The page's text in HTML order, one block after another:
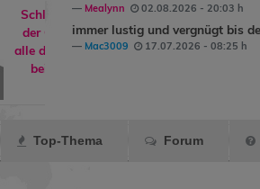
Schlafdohle ist
der GruppeAn
alle die neu auf ...
beigetreten.
Mealynn 02.08.2026 - 20:03 h
immer lustig und vergnügt bis
Mac3009 17.07.2026 - 08:25 h
Top-Thema Forum